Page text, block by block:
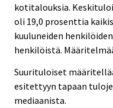
kotitalouksia.
oli 19,0 prosenttia
kuuluneiden
henkilöistä.
Suurituloiset
esitettyyn tapaan
mediaanista.